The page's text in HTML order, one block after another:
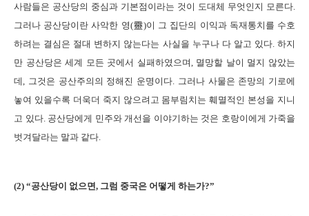
사람들은 공산당의 중심과 기본점이라는 것이 도대체 무엇인지 모른다.
그러나 공산당이란 사악한 영(靈)이 그 집단의 이익과 독재통치를 수호
하려는 결심은 절대 변하지 않는다는 사실을 누구나 다 알고 있다. 하지
만 공산당은 세계 모든 곳에서 실패하였으며, 멸망할 날이 멀지 않았는
데, 그것은 공산주의의 정해진 운명이다. 그러나 사물은 존망의 기로에
놓여 있을수록 더욱더 죽지 않으려고 몸부림치는 훼멸적인 본성을 지니
고 있다. 공산당에게 민주와 개선을 이야기하는 것은 호랑이에게 가죽을
벗겨달라는 말과 같다.
(2) “공산당이 없으면, 그럼 중국은 어떻게 하는가?”